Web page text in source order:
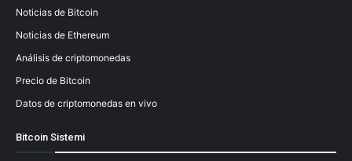
Noticias de Bitcoin
Noticias de Ethereum
Análisis de criptomonedas
Precio de Bitcoin
Datos de criptomonedas en vivo
Bitcoin Sistemi